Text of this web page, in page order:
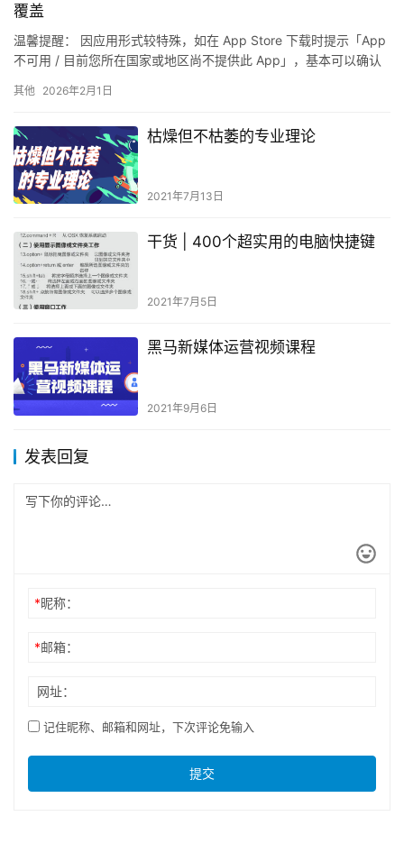
覆盖
温馨提醒： 因应用形式较特殊，如在 App Store 下载时提示「App
不可用 / 目前您所在国家或地区尚不提供此 App」，基本可以确认
其他 2026年2月1日
枯燥但不枯萎的专业理论
2021年7月13日
干货 | 400个超实用的电脑快捷键
2021年7月5日
黑马新媒体运营视频课程
2021年9月6日
发表回复
*昵称：
*邮箱：
网址：
记住昵称、邮箱和网址，下次评论免输入
提交